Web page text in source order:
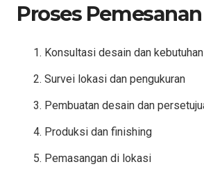
Proses
Konsultasi desain dan kebutuhan
Survei lokasi dan pengukuran
Pembuatan desain dan
Produksi dan finishing
Pemasangan di lokasi